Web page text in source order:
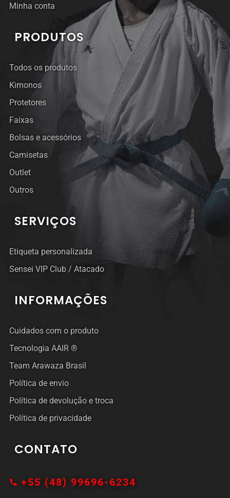
Minha conta
PRODUTOS
Todos os produtos
Kimonos
Protetores
Faixas
Bolsas e acessórios
Camisetas
Outlet
Outros
SERVIÇOS
Etiqueta personalizada
Sensei VIP Club / Atacado
INFORMAÇÕES
Cuidados com o produto
Tecnologia AAIR ®
Team Arawaza Brasil
Política de envio
Política de devolução e troca
Política de privacidade
CONTATO
+55 (48) 99696-6234